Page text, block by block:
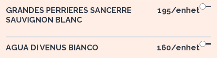
GRANDES PERRIERES SANCERRE
SAUVIGNON BLANC
195/enhet
AGUA DI VENUS BIANCO 160/enhet